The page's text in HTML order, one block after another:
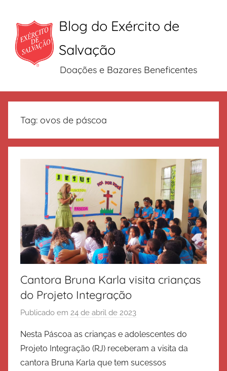
conteúdo
Blog do Exército de
Salvação
Doações e Bazares Beneficentes
Tag: ovos de páscoa
Cantora Bruna Karla visita crianças
do Projeto Integração
Publicado em 24 de abril de 2023
r
E
x
Nesta Páscoa as crianças e adolescentes do
Projeto Integração (RJ) receberam a visita da
cantora Bruna Karla que tem sucessos